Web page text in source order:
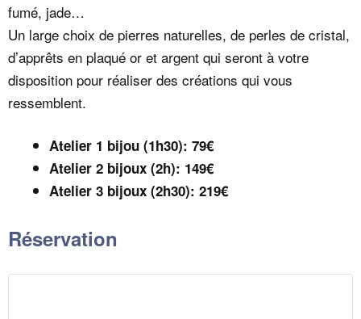
fumé, jade…
Un large choix de pierres naturelles, de perles de cristal,
d’apprêts en plaqué or et argent qui seront à votre
disposition pour réaliser des créations qui vous
ressemblent.
Atelier 1 bijou (1h30): 79€
Atelier 2 bijoux (2h): 149€
Atelier 3 bijoux (2h30): 219€
Réservation